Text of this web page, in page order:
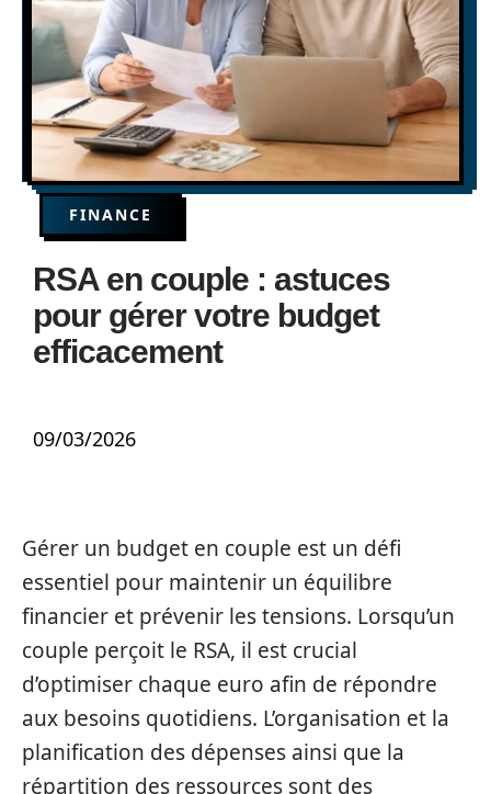
FINANCE
RSA en couple : astuces
pour gérer votre budget
efficacement
09/03/2026
Gérer un budget en couple est un défi
essentiel pour maintenir un équilibre
financier et prévenir les tensions. Lorsqu’un
couple perçoit le RSA, il est crucial
d’optimiser chaque euro afin de répondre
aux besoins quotidiens. L’organisation et la
planification des dépenses ainsi que la
répartition des ressources sont des